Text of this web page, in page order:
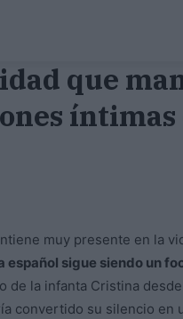
que
íntimas
muy presente en la
español sigue siendo un
de la infanta Cristina
convertido su silencio en